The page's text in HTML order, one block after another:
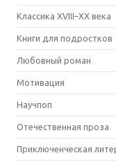
Классика XVIII–XX века
Книги для подростков
Любовный роман
Мотивация
Научпоп
Отечественная проза
Приключенческая